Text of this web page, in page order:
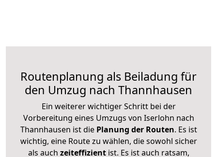
Routenplanung als Beiladung für
den Umzug nach Thannhausen
Ein weiterer wichtiger Schritt bei der
Vorbereitung eines Umzugs von Iserlohn nach
Thannhausen ist diePlanung der Routen. Es ist
wichtig, eine Route zu wählen, die sowohl sicher
als auch zeiteffizientist. Es ist auch ratsam,